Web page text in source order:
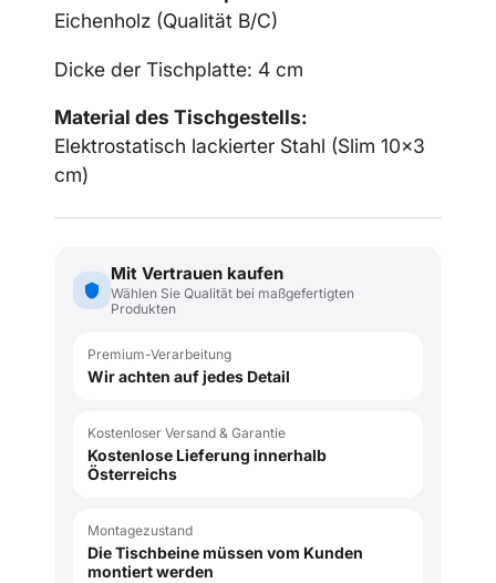
Eichenholz (Qualität B/C)
Dicke der Tischplatte: 4 cm
Material des Tischgestells:
Elektrostatisch lackierter Stahl (Slim 10x3
cm)
Mit Vertrauen kaufen
Wählen Sie Qualität bei maßgefertigten
Produkten
Premium-Verarbeitung
Wir achten auf jedes Detail
Kostenloser Versand & Garantie
Kostenlose Lieferung innerhalb
Österreichs
Montagezustand
Die Tischbeine müssen vom Kunden
montiert werden